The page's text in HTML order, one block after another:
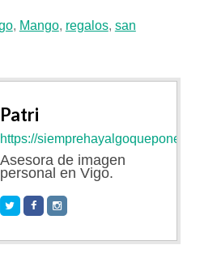
, Mango, regalos, san
Patri
https://
Asesora de imagen
personal en Vigo.